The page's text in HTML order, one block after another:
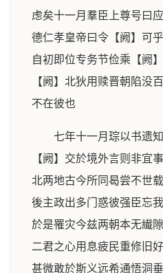
虑矣十一月羣臣上尊号曰
德仁孝皇帝曰令【阙】可
自初即位专务节俭乘【阙
【阙】北狄用赎晋朝陷没
不在彼也
七年十一月琮以书遗
【阙】交於境外言则非宜
北两地古今所同曷尝不世
後主政出多门惑彼强臣忘
於是罹灾今兹两朝本无纎
二君之心用息疲民重修旧
甚微敢於斯义远希通悟洞